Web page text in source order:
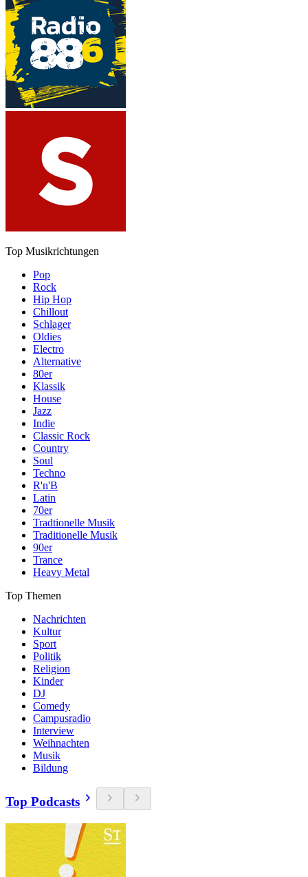
Top Musikrichtungen
Pop
Rock
Hip Hop
Chillout
Schlager
Oldies
Electro
Alternative
80er
Klassik
House
Jazz
Indie
Classic Rock
Country
Soul
Techno
R'n'B
Latin
70er
Tradtionelle Musik
Traditionelle Musik
90er
Trance
Heavy Metal
Top Themen
Nachrichten
Kultur
Sport
Politik
Religion
Kinder
DJ
Comedy
Campusradio
Interview
Weihnachten
Musik
Bildung
Top Podcasts